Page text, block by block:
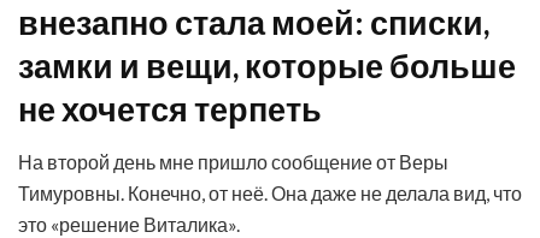
внезапно стала моей: списки,
замки и вещи, которые больше
не хочется терпеть
На второй день мне пришло сообщение от Веры
Тимуровны. Конечно, от неё. Она даже не делала вид, что
это «решение Виталика».